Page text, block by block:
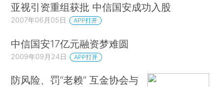
亚视引资重组获批 中信国安成功入股
2007年06月05日 APP打开
中信国安17亿元融资梦难圆
2009年09月24日 APP打开
防风险、罚“老赖” 互金协会与